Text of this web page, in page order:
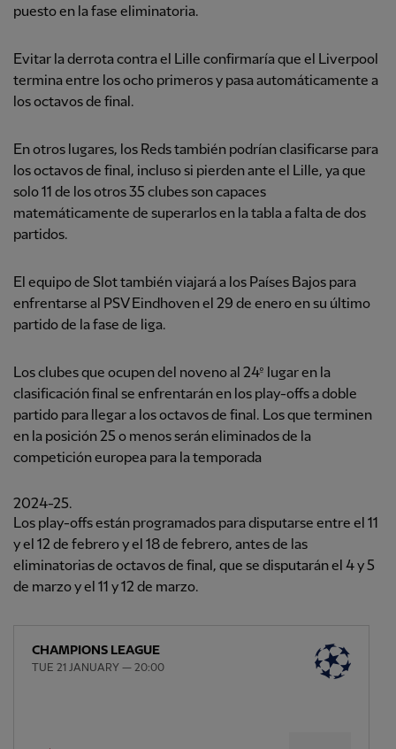
puesto en la fase eliminatoria.
Evitar la derrota contra el Lille confirmaría que el Liverpool
termina entre los ocho primeros y pasa automáticamente a
los octavos de final.
En otros lugares, los Reds también podrían clasificarse para
los octavos de final, incluso si pierden ante el Lille, ya que
solo 11 de los otros 35 clubes son capaces
matemáticamente de superarlos en la tabla a falta de dos
partidos.
El equipo de Slot también viajará a los Países Bajos para
enfrentarse al PSV Eindhoven el 29 de enero en su último
partido de la fase de liga.
Los clubes que ocupen del noveno al 24º lugar en la
clasificación final se enfrentarán en los play-offs a doble
partido para llegar a los octavos de final. Los que terminen
en la posición 25 o menos serán eliminados de la
competición europea para la temporada
2024-25.
Los play-offs están programados para disputarse entre el 11
y el 12 de febrero y el 18 de febrero, antes de las
eliminatorias de octavos de final, que se disputarán el 4 y 5
de marzo y el 11 y 12 de marzo.
CHAMPIONS LEAGUE
TUE 21 JANUARY — 20:00